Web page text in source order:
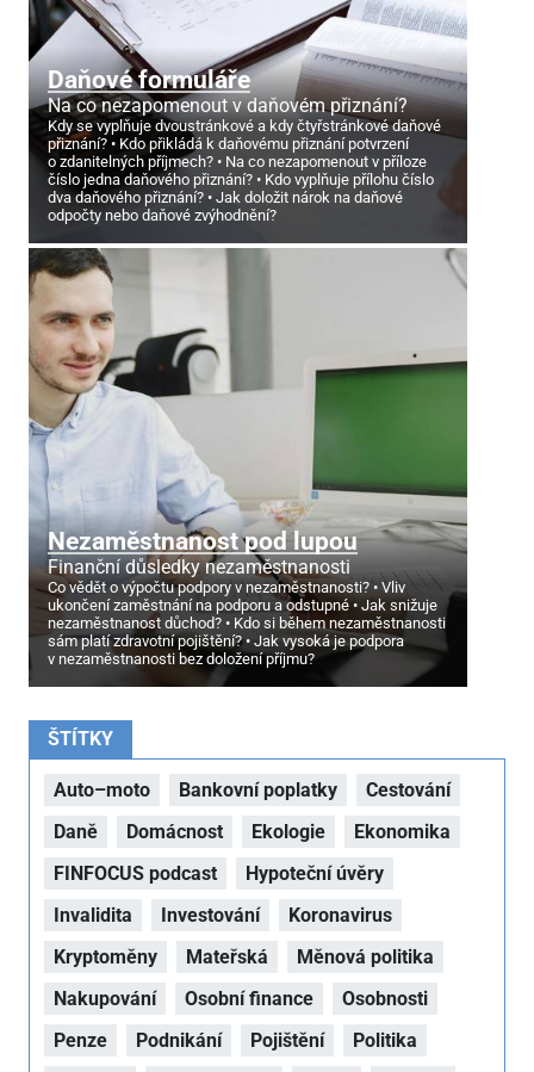
Daňové formuláře
Na co nezapomenout v daňovém přiznání?
Kdy se vyplňuje dvoustránkové a kdy čtyřstránkové daňové
přiznání?
Kdo přikládá k daňovému přiznání potvrzení
o zdanitelných příjmech?
Na co nezapomenout v příloze
číslo jedna daňového přiznání?
Kdo vyplňuje přílohu číslo
dva daňového přiznání?
Jak doložit nárok na daňové
odpočty nebo daňové zvýhodnění?
Nezaměstnanost pod lupou
Finanční důsledky nezaměstnanosti
Co vědět o výpočtu podpory v nezaměstnanosti?
Vliv
ukončení zaměstnání na podporu a odstupné
Jak snižuje
nezaměstnanost důchod?
Kdo si během nezaměstnanosti
sám platí zdravotní pojištění?
Jak vysoká je podpora
v nezaměstnanosti bez doložení příjmu?
ŠTÍTKY
Auto–moto Bankovní poplatky
Cestování
Daně
Domácnost Ekologie
Ekonomika
FINFOCUS podcast
Hypoteční úvěry
Invalidita
Investování
Koronavirus
Kryptoměny
Mateřská
Měnová politika
Nakupování
Osobní finance
Osobnosti
Penze
Podnikání Pojištění
Politika